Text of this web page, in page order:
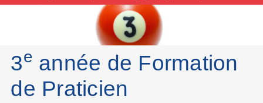
3e année de Formation
de Praticien